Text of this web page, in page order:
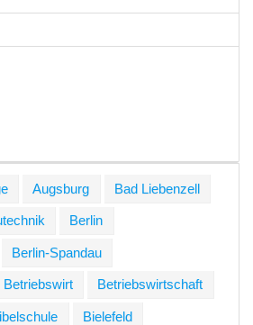
Augsburg Bad Liebenzell
Berlin
Berlin-Spandau
Betriebswirt Betriebswirtschaft
Bielefeld